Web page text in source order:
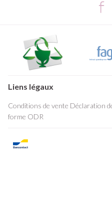
Liens légaux
Conditions de vente Déclaration
forme ODR